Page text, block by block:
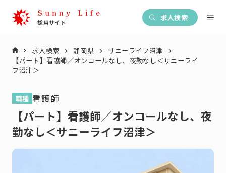
求人検索
求人検索 静岡県
サニーライフ沼津
【パート】看護師／オンコールなし、夜勤なし＜サニーライ
フ沼津＞
職種 看護師
【パート】看護師／オンコールなし、夜
勤なし＜サニーライフ沼津＞